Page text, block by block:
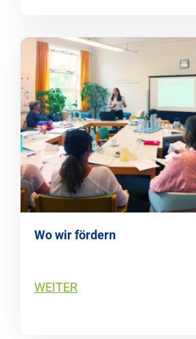
Wo wir fördern
WEITER